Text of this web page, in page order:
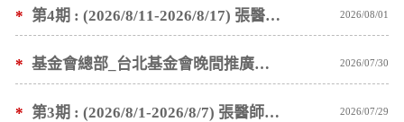
* 第4期 : (2026/8/11-2026/8/17) 張醫師親自培訓手法 廣州基礎班7 天錄取名單公告 2026/08/01
* 基金會總部_台北基金會晚間推廣暫停服務公告 2026/07/30
* 第3期 : (2026/8/1-2026/8/7) 張醫師親自培訓手法 廣州基礎班7 天錄取名單公告 2026/07/29